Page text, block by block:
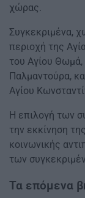
χώρας.
Συγκεκριμένα,
περιοχή της
του Αγίου Θωμά,
Παλμαντούρα,
Αγίου
Η επιλογή των
την εκκίνηση
κοινωνικής
των
Τα επόμενα